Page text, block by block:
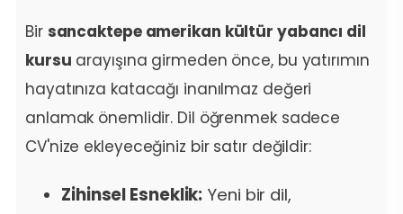
Bir sancaktepe amerikan kültür yabancı dil
kursu arayışına girmeden önce, bu yatırımın
hayatınıza katacağı inanılmaz değeri
anlamak önemlidir. Dil öğrenmek sadece
CV'nize ekleyeceğiniz bir satır değildir:
Zihinsel Esneklik: Yeni bir dil,